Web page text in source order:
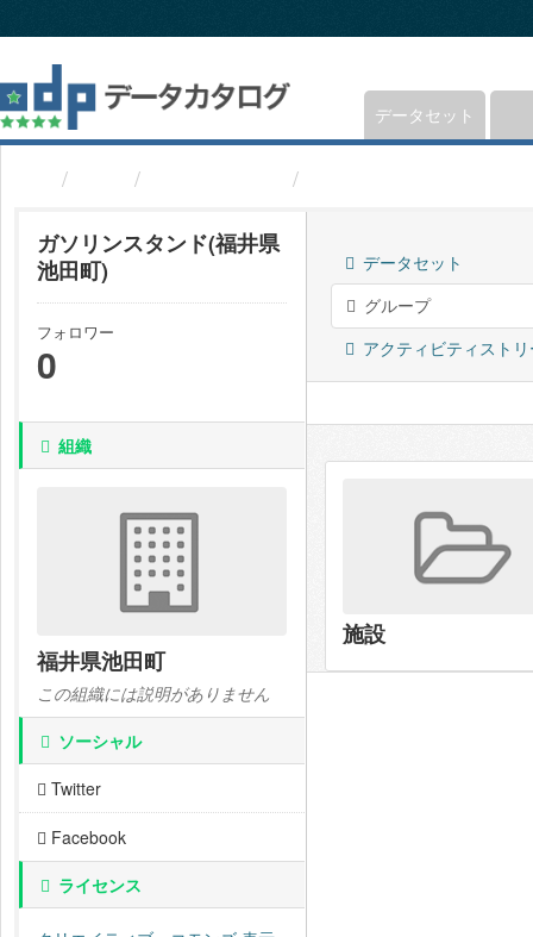
キ
プ
し
て
データセット
ガソリンスタンド(福井県
池田町)
フォロワー
0
組織
福井県池田町
この組織には説明がありません
ソーシャル
Twitter
Facebook
ライセンス
データセット
グループ
アクティビティスト
施設